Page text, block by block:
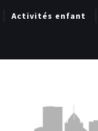
Activités enfant